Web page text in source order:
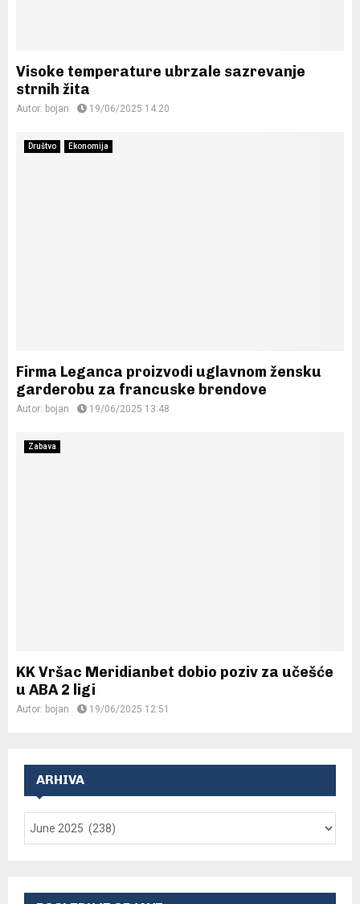
Visoke temperature ubrzale sazrevanje
strnih žita
Autor: bojan 19/06/2025 14:20
Društvo Ekonomija
Firma Leganca proizvodi uglavnom žensku
garderobu za francuske brendove
Autor: bojan 19/06/2025 13:48
Zabava
KK Vršac Meridianbet dobio poziv za učešće
u ABA 2 ligi
Autor: bojan 19/06/2025 12:51
ARHIVA